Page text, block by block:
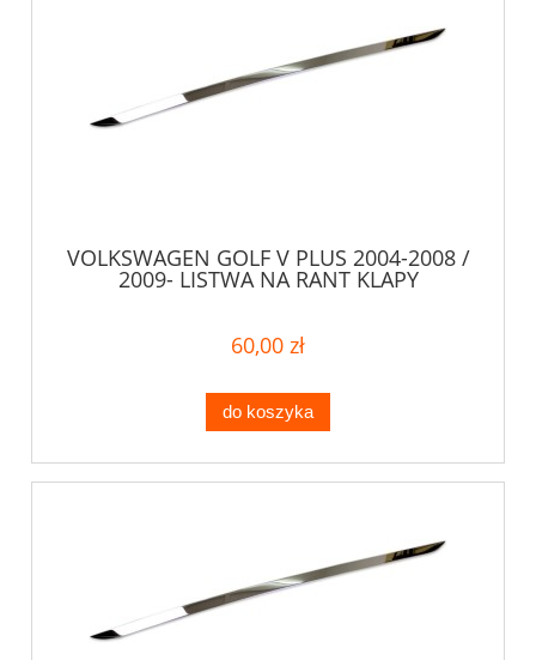
VOLKSWAGEN GOLF V PLUS 2004-2008 /
2009- LISTWA NA RANT KLAPY
60,00 zł
do koszyka